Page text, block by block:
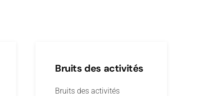
Bruits des activités
Bruits des activités